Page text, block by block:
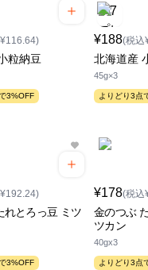
粒納豆
3%OFF
¥188(税込
北海道産
45g×3
よりどり3点
れとろっ豆 ミツ
3%OFF
¥178(税込
金のつぶ
ツカン
40gx3
よりどり3点